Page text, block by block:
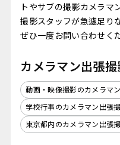
トやサブの撮影カメラマ
撮影スタッフが急遽足り
ぜひ一度お問い合わせく
カメラマン出張
動画・映像撮影のカメラマ
学校行事のカメラマン出張
東京都内のカメラマン出張